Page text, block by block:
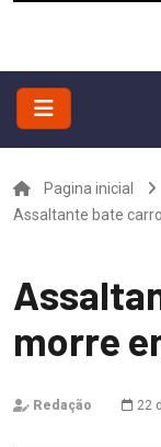
Pagina inicial
Assaltante bate
morre
Redação 22